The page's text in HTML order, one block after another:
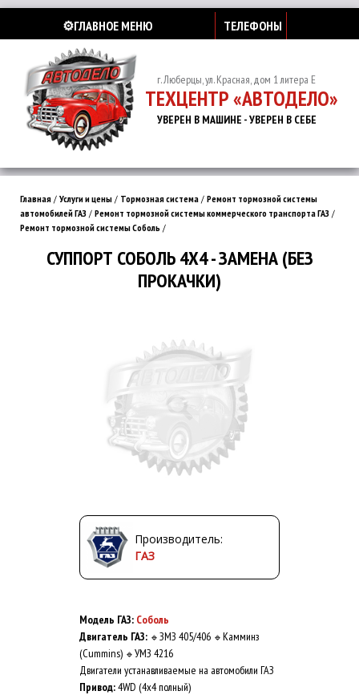
⚙️ГЛАВНОЕ МЕНЮ ТЕЛЕФОНЫ
г. Люберцы, ул. Красная, дом 1 литера Е
ТЕХЦЕНТР «АВТОДЕЛО»
УВЕРЕН В МАШИНЕ - УВЕРЕН В СЕБЕ
Главная / Услуги и цены / Тормозная система / Ремонт тормозной системы
автомобилей ГАЗ / Ремонт тормозной системы коммерческого транспорта ГАЗ /
Ремонт тормозной системы Соболь /
СУППОРТ СОБОЛЬ 4Х4 - ЗАМЕНА (БЕЗ
ПРОКАЧКИ)
Производитель:
ГАЗ
Модель ГАЗ: Соболь
Двигатель ГАЗ: 🔹 ЗМЗ 405/406 🔹 Камминз
(Cummins) 🔹 УМЗ 4216
Двигатели устанавливаемые на автомобили ГАЗ
Привод:4WD (4x4 полный)